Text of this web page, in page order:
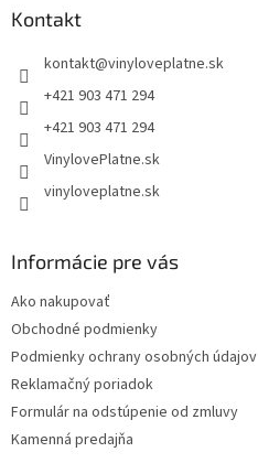
Kontakt
kontakt@vinyloveplatne.sk
+421 903 471 294
+421 903 471 294
VinylovePlatne.sk
vinyloveplatne.sk
Informácie pre vás
Ako nakupovať
Obchodné podmienky
Podmienky ochrany osobných údajov
Reklamačný poriadok
Formulár na odstúpenie od zmluvy
Kamenná predajňa